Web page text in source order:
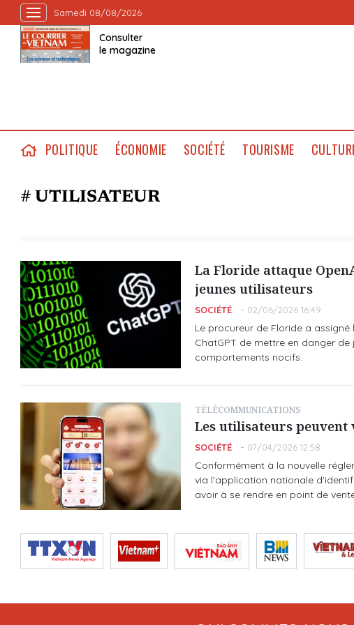
Samedi 08/08/2026
Consulter
le magazine
POLITIQUE ÉCONOMIE SOCIÉTÉ TOURISME
# UTILISATEUR
La Floride attaque
jeunes utilisateurs
SOCIÉTÉ 02/06/2026 16:49
Le procureur de Floride a assigné
ChatGPT de mettre en danger
comportements nocifs.
TÉLÉCOMMUNICATIONS
Les utilisateurs
SOCIÉTÉ 07/04/2026 12:58
Conformément à la nouvelle
via l'application nationale
avoir à se rendre en point de